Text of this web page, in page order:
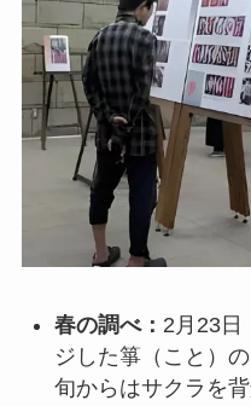
春の調べ： 2月23日
ジした箏（こと）
旬からはサクラを